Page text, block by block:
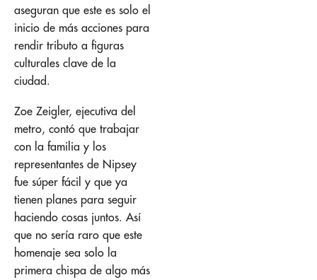
aseguran que este es solo el
inicio de más acciones para
rendir tributo a figuras
culturales clave de la
ciudad.
Zoe Zeigler, ejecutiva del
metro, contó que trabajar
con la familia y los
representantes de Nipsey
fue súper fácil y que ya
tienen planes para seguir
haciendo cosas juntos. Así
que no sería raro que este
homenaje sea solo la
primera chispa de algo más